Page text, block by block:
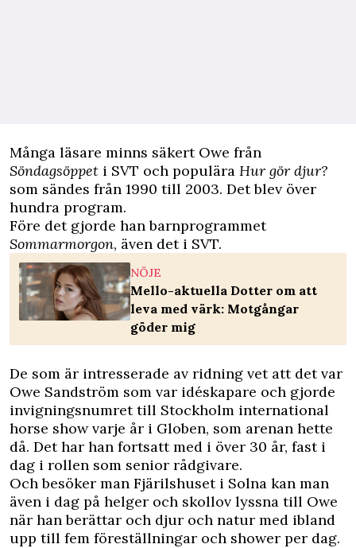
Många läsare minns säkert Owe från
Söndagsöppet i SVT och populära Hur gör djur?
som sändes från 1990 till 2003. Det blev över
hundra program.
Före det gjorde han barnprogrammet
Sommarmorgon, även det i SVT.
NÖJE
Mello-aktuella Dotter om att
leva med värk: Motgångar
göder mig
De som är intresserade av ridning vet att det var
Owe Sandström som var idéskapare och gjorde
invigningsnumret till Stockholm international
horse show varje år i Globen, som arenan hette
då. Det har han fortsatt med i över 30 år, fast i
dag i rollen som senior rådgivare.
Och besöker man Fjärilshuset i Solna kan man
även i dag på helger och skollov lyssna till Owe
när han berättar och djur och natur med ibland
upp till fem föreställningar och shower per dag.